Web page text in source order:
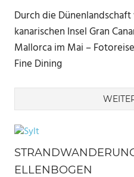
Durch die
kanarischen Insel Gran
Mallorca im Mai –
Fine Dining
ELLENBOGEN